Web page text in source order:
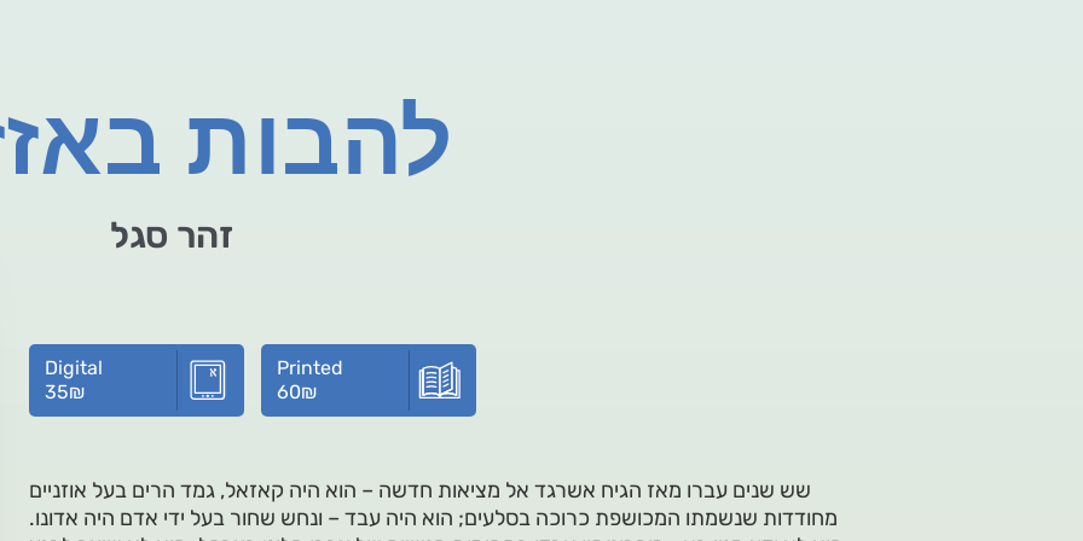
להבות
זהר סגל
Digital
35₪
Printed
60₪
שש שנים עברו מאז הגיח אשרגד אל מציאות חדשה – הוא היה קאזאל, גמד הרים בעל אוזניים
מחודדות שנשמתו המכושפת כרוכה בסלעים; הוא היה עבד – ונחש שחור בעל ידי אדם היה אדונו.